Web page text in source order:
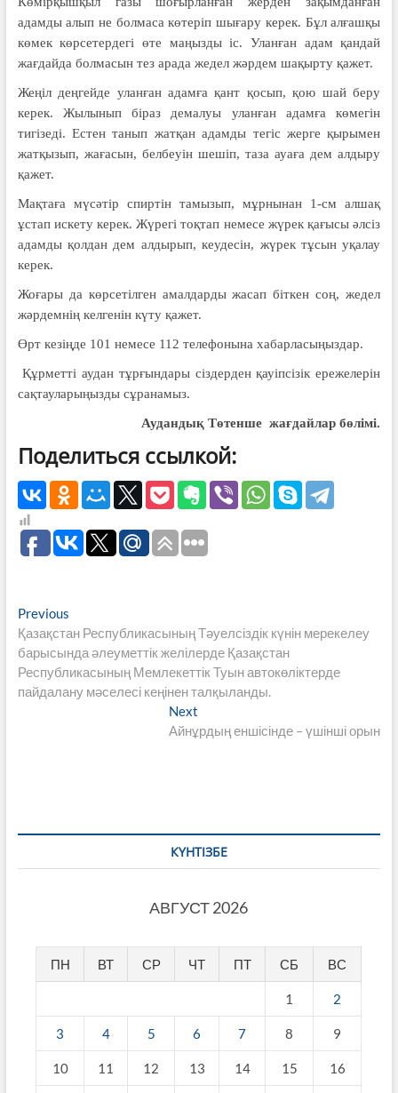
адамды алып не болмаса көтеріп шығару керек. Бұл алғашқы
көмек көрсетердегі өте маңызды іс. Уланған адам қандай
жағдайда болмасын тез арада жедел жәрдем шақырту қажет.
Жеңіл деңгейде уланған адамға қант қосып, қою шай беру
керек. Жылынып біраз демалуы уланған адамға көмегін
тигізеді. Естен танып жатқан адамды тегіс жерге қырымен
жатқызып, жағасын, белбеуін шешіп, таза ауаға дем алдыру
қажет.
Мақтаға мүсәтір спиртін тамызып, мұрнынан 1-см алшақ
ұстап искету керек. Жүрегі тоқтап немесе жүрек қағы­сы әлсіз
адамды қолдан дем алды­рып, кеудесін, жүрек тұсын уқалау
керек.
Жоғары да көрсетілген амалдарды жа­сап біткен соң, жедел
жәрдемнің келгенін күту қажет.
Өрт кезіңде 101 немесе 112 теле­фонына хабарласыңыздар.
Құрметті аудан тұрғындары сіздерден қауіпсізік ереже­лерін
сақтауларыңызды сұранамыз.
Аудандық Төтеншежағдайлар бөлімі.
Поделиться ссылкой:
Навигация
по
записям
PreviousPrevious
post:
Қазақстан Республикасының Тәуелсіздік күнін мерекелеу
барысында әлеуметтік желілерде Қазақстан
Республикасының Мемлекеттік Туын автокөліктерде
пайдалану мәселесі кеңінен талқыланды.
Next
post:
Айнұрдың еншісінде – үшінші орын
КҮНТІЗБЕ
АВГУСТ 2026
ПН ВТ СР ЧТ ПТ СБ ВС
1 2
3 4 5 6 7 8 9
10 11 12 13 14 15 16